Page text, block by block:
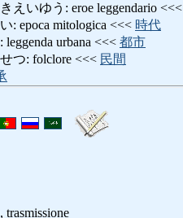
えいゆう: eroe leggendario <<<
: epoca mitologica <<< 時代
urbana <<< 都市
つ: folclore <<< 民間
trasmissione